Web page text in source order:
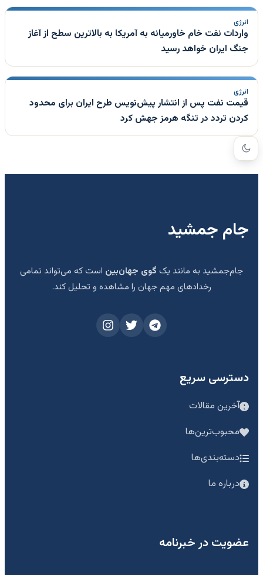
انرژی
واردات نفت خام خاورمیانه به آمریکا به بالاترین سطح از آغاز
جنگ ایران خواهد رسید
انرژی
قیمت نفت پس از انتشار پیش‌نویس طرح ایران برای محدود
کردن تردد در تنگه هرمز جهش کرد
جام جمشید
جام‌جمشید به مانند یک گوی جهان‌بین است که می‌تواند تمامی
رخدادهای مهم جهان را مشاهده و تحلیل کند.
دسترسی سریع
آخرین مقالات
محبوب‌ترین‌ها
دسته‌بندی‌ها
درباره ما
عضویت در خبرنامه